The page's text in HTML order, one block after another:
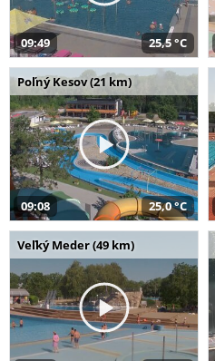
09:49 25,5 °C
Poľný Kesov (21 km)
09:08 25,0 °C
Veľký Meder (49 km)